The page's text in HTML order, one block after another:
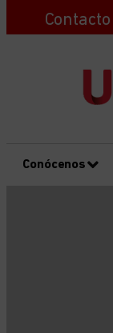
Contacto
Conócenos